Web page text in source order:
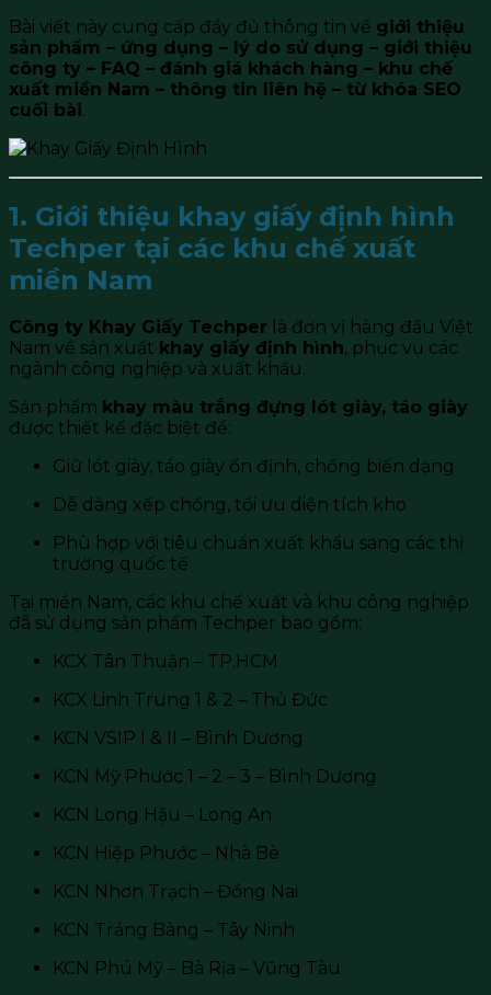
Bài viết này cung cấp đầy đủ thông tin về giới thiệu
sản phẩm – ứng dụng – lý do sử dụng – giới thiệu
công ty – FAQ – đánh giá khách hàng – khu chế
xuất miền Nam – thông tin liên hệ – từ khóa SEO
cuối bài.
1. Giới thiệu khay giấy định hình
Techper tại các khu chế xuất
miền Nam
Công ty Khay Giấy Techper là đơn vị hàng đầu Việt
Nam về sản xuất khay giấy định hình, phục vụ các
ngành công nghiệp và xuất khẩu.
Sản phẩm khay màu trắng đựng lót giày, táo giày
được thiết kế đặc biệt để:
Giữ lót giày, táo giày ổn định, chống biến dạng
Dễ dàng xếp chồng, tối ưu diện tích kho
Phù hợp với tiêu chuẩn xuất khẩu sang các thị
trường quốc tế
Tại miền Nam, các khu chế xuất và khu công nghiệp
đã sử dụng sản phẩm Techper bao gồm:
KCX Tân Thuận – TP.HCM
KCX Linh Trung 1 & 2 – Thủ Đức
KCN VSIP I & II – Bình Dương
KCN Mỹ Phước 1 – 2 – 3 – Bình Dương
KCN Long Hậu – Long An
KCN Hiệp Phước – Nhà Bè
KCN Nhơn Trạch – Đồng Nai
KCN Trảng Bàng – Tây Ninh
KCN Phú Mỹ – Bà Rịa – Vũng Tàu